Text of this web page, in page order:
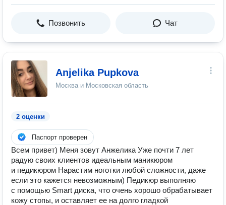
Позвонить Чат
Anjelika Pupkova
Москва и Московская область
2 оценки
Паспорт проверен
Всем привет) Меня зовут Анжелика Уже почти 7 лет
радую своих клиентов идеальным маникюром
и педикюром Нарастим ноготки любой сложности, даже
если это кажется невозможным) Педикюр выполняю
с помощью Smart диска, что очень хорошо обрабатывает
кожу стопы, и оставляет ее на долго гладкой